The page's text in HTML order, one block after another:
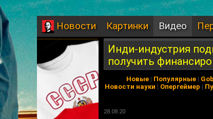
Новости Картинки Видео
Инди-индустрия
получить
Новые | Популярные |
Новости науки | Опергеймер |
28.08.20